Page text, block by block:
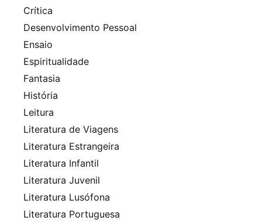
Crítica
Desenvolvimento Pessoal
Ensaio
Espiritualidade
Fantasia
História
Leitura
Literatura de Viagens
Literatura Estrangeira
Literatura Infantil
Literatura Juvenil
Literatura Lusófona
Literatura Portuguesa